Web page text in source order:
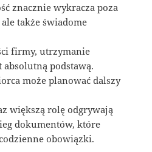
znacznie wykracza poza
także świadome
firmy, utrzymanie
podstawą.
może planować dalszy
większą rolę odgrywają
dokumentów, które
obowiązki.